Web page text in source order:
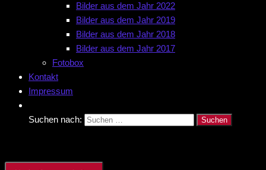
Bilder aus dem Jahr 2022
Bilder aus dem Jahr 2019
Bilder aus dem Jahr 2018
Bilder aus dem Jahr 2017
Fotobox
Kontakt
Impressum
Suchen nach: